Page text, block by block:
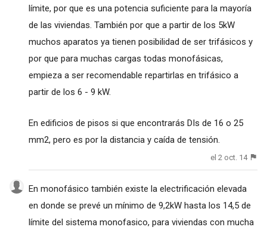
límite, por que es una potencia suficiente para la mayoría
de las viviendas. También por que a partir de los 5kW
muchos aparatos ya tienen posibilidad de ser trifásicos y
por que para muchas cargas todas monofásicas,
empieza a ser recomendable repartirlas en trifásico a
partir de los 6 - 9 kW.
En edificios de pisos si que encontrarás DIs de 16 o 25
mm2, pero es por la distancia y caída de tensión.
el 2 oct. 14
En monofásico también existe la electrificación elevada
en donde se prevé un mínimo de 9,2kW hasta los 14,5 de
límite del sistema monofasico, para viviendas con mucha